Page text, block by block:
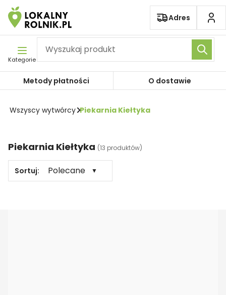
Pomiń nawigację
Adres
Kategorie
Metody płatności O dostawie
Wszyscy wytwórcy Piekarnia Kiełtyka
Piekarnia Kiełtyka (13 produktów)
Sortuj: Polecane ▼